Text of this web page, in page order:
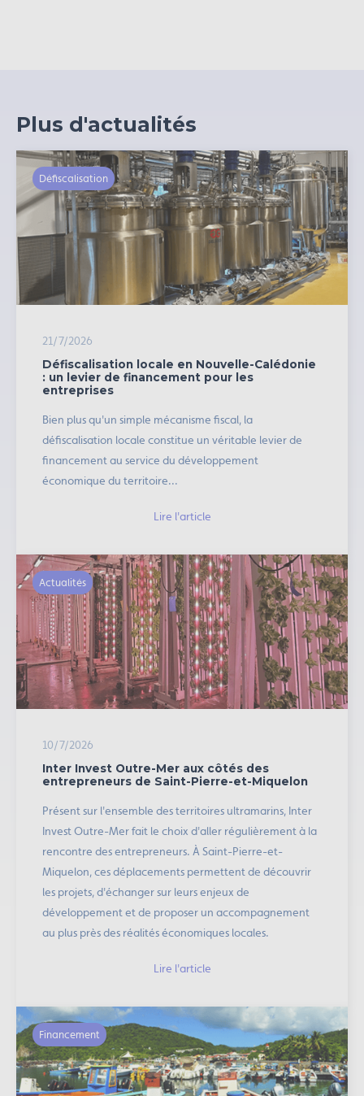
Plus d'actualités
Défiscalisation
21/7/2026
Défiscalisation locale en Nouvelle-Calédonie
: un levier de financement pour les
entreprises
Bien plus qu'un simple mécanisme fiscal, la
défiscalisation locale constitue un véritable levier de
financement au service du développement
économique du territoire...
Lire l'article
Actualités
10/7/2026
Inter Invest Outre-Mer aux côtés des
entrepreneurs de Saint-Pierre-et-Miquelon
Présent sur l'ensemble des territoires ultramarins, Inter
Invest Outre-Mer fait le choix d'aller régulièrement à la
rencontre des entrepreneurs. À Saint-Pierre-et-
Miquelon, ces déplacements permettent de découvrir
les projets, d'échanger sur leurs enjeux de
développement et de proposer un accompagnement
au plus près des réalités économiques locales.
Lire l'article
Financement